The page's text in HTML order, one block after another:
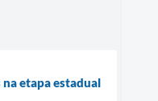
etapa estadual